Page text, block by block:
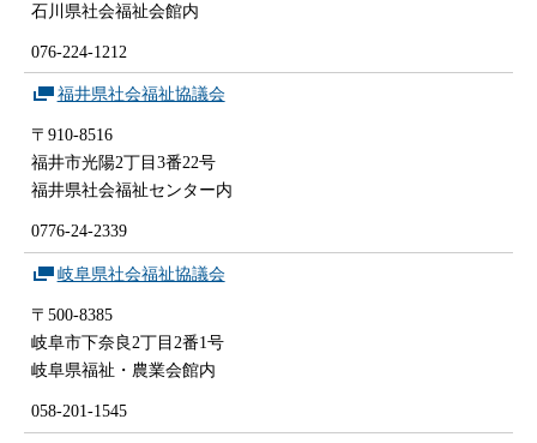
石川県社会福祉会館内
076-224-1212
福井県社会福祉協議会
〒910-8516
福井市光陽2丁目3番22号
福井県社会福祉センター内
0776-24-2339
岐阜県社会福祉協議会
〒500-8385
岐阜市下奈良2丁目2番1号
岐阜県福祉・農業会館内
058-201-1545